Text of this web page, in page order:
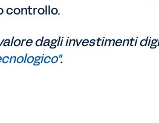
controllo.
dagli investimenti
.